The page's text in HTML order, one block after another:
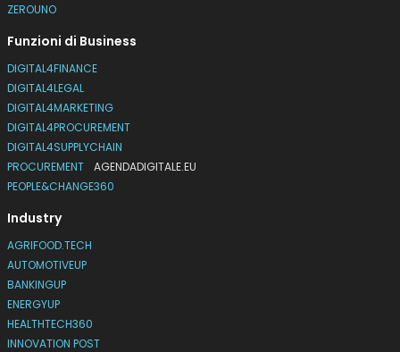
ZEROUNO
Funzioni di Business
DIGITAL4FINANCE
DIGITAL4LEGAL
DIGITAL4MARKETING
DIGITAL4PROCUREMENT
DIGITAL4SUPPLYCHAIN
PROCUREMENT
AGENDADIGITALE.EU
PEOPLE&CHANGE360
Industry
AGRIFOOD.TECH
AUTOMOTIVEUP
BANKINGUP
ENERGYUP
HEALTHTECH360
INNOVATION POST